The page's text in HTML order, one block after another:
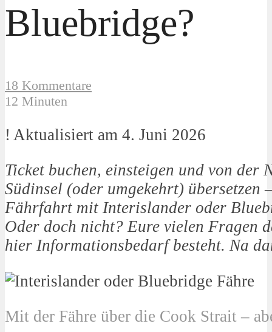
Bluebridge?
18 Kommentare
12 Minuten
! Aktualisiert am 4. Juni 2026
Ticket buchen, einsteigen und von der
Südinsel (oder umgekehrt) übersetzen
Fährfahrt mit Interislander oder
Oder doch nicht? Eure vielen Fragen
hier Informationsbedarf besteht. Na
Mit der Fähre über die Cook Strait –